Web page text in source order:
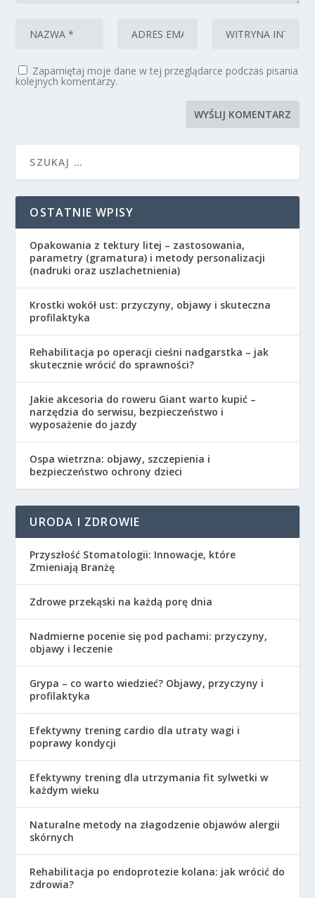
Zapamiętaj moje dane w tej przeglądarce podczas pisania
kolejnych komentarzy.
OSTATNIE WPISY
Opakowania z tektury litej – zastosowania,
parametry (gramatura) i metody personalizacji
(nadruki oraz uszlachetnienia)
Krostki wokół ust: przyczyny, objawy i skuteczna
profilaktyka
Rehabilitacja po operacji cieśni nadgarstka – jak
skutecznie wrócić do sprawności?
Jakie akcesoria do roweru Giant warto kupić –
narzędzia do serwisu, bezpieczeństwo i
wyposażenie do jazdy
Ospa wietrzna: objawy, szczepienia i
bezpieczeństwo ochrony dzieci
URODA I ZDROWIE
Przyszłość Stomatologii: Innowacje, które
Zmieniają Branżę
Zdrowe przekąski na każdą porę dnia
Nadmierne pocenie się pod pachami: przyczyny,
objawy i leczenie
Grypa – co warto wiedzieć? Objawy, przyczyny i
profilaktyka
Efektywny trening cardio dla utraty wagi i
poprawy kondycji
Efektywny trening dla utrzymania fit sylwetki w
każdym wieku
Naturalne metody na złagodzenie objawów alergii
skórnych
Rehabilitacja po endoprotezie kolana: jak wrócić do
zdrowia?